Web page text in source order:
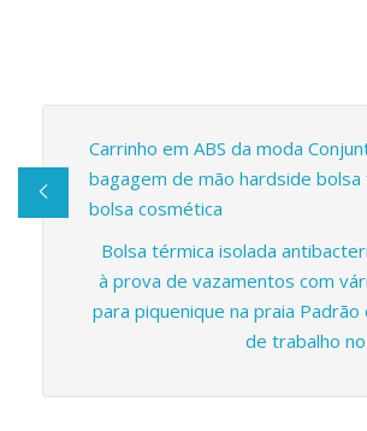
Carrinho em ABS da moda
bagagem de mão hardside bolsa
bolsa cosmética
Bolsa térmica isolada
à prova de vazamentos com
para piquenique na praia Padrão
de trabalho